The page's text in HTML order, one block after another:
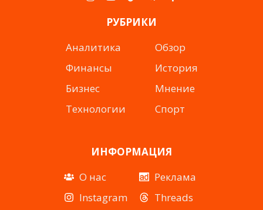
Instagram
YouTubeTikTokTelegramFacebook
РУБРИКИ
Аналитика
Финансы
Бизнес
Технологии
Обзор
История
Мнение
Спорт
ИНФОРМАЦИЯ
О нас
Instagram
Реклама
Threads